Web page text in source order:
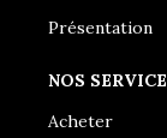
Présentation
NOS
Acheter